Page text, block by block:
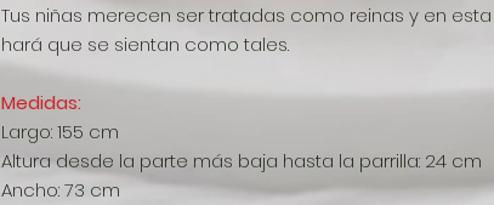
Tus niñas merecen ser tratadas como reinas y en
hará que se sientan como tales.
Medidas:
Largo: 155 cm
Altura desde la parte más baja hasta la parrilla: 24 cm
Ancho: 73 cm